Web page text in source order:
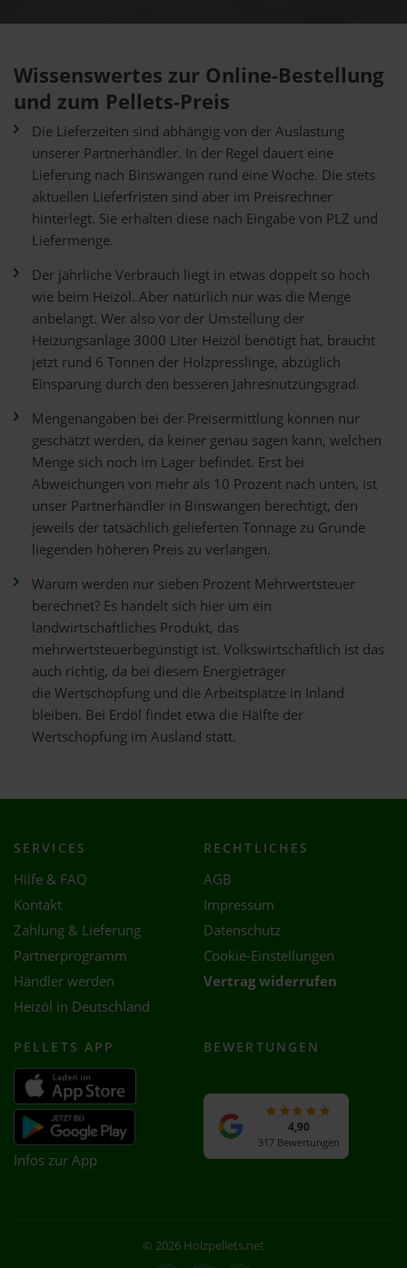
Wissenswertes zur Online-Bestellung
und zum Pellets-Preis
Die Lieferzeiten sind abhängig von der Auslastung
unserer Partnerhändler. In der Regel dauert eine
Lieferung nach Binswangen rund eine Woche. Die stets
aktuellen Lieferfristen sind aber im Preisrechner
hinterlegt. Sie erhalten diese nach Eingabe von PLZ und
Liefermenge.
Der jährliche Verbrauch liegt in etwas doppelt so hoch
wie beim Heizöl. Aber natürlich nur was die Menge
anbelangt. Wer also vor der Umstellung der
Heizungsanlage 3000 Liter Heizöl benötigt hat, braucht
jetzt rund 6 Tonnen der Holzpresslinge, abzüglich
Einsparung durch den besseren Jahresnutzungsgrad.
Mengenangaben bei der Preisermittlung können nur
geschätzt werden, da keiner genau sagen kann, welchen
Menge sich noch im Lager befindet. Erst bei
Abweichungen von mehr als 10 Prozent nach unten, ist
unser Partnerhändler in Binswangen berechtigt, den
jeweils der tatsächlich gelieferten Tonnage zu Grunde
liegenden höheren Preis zu verlangen.
Warum werden nur sieben Prozent Mehrwertsteuer
berechnet? Es handelt sich hier um ein
landwirtschaftliches Produkt, das
mehrwertsteuerbegünstigt ist. Volkswirtschaftlich ist das
auch richtig, da bei diesem Energieträger
die Wertschöpfung und die Arbeitsplätze in Inland
bleiben. Bei Erdöl findet etwa die Hälfte der
Wertschöpfung im Ausland statt.
SERVICES
Hilfe & FAQ
Kontakt
Zahlung & Lieferung
Partnerprogramm
Händler werden
Heizöl in Deutschland
RECHTLICHES
AGB
Impressum
Datenschutz
Cookie-Einstellungen
Vertrag widerrufen
PELLETS APP
Infos zur App
BEWERTUNGEN
4,90
317 Bewertungen
© 2026 Holzpellets.net